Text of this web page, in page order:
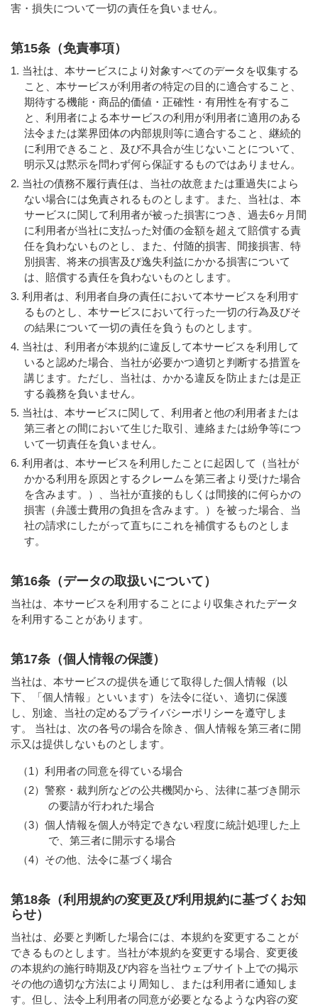
害・損失について一切の責任を負いません。
第15条（免責事項）
当社は、本サービスにより対象すべてのデータを収集する
こと、本サービスが利用者の特定の目的に適合すること、
期待する機能・商品的価値・正確性・有用性を有するこ
と、利用者による本サービスの利用が利用者に適用のある
法令または業界団体の内部規則等に適合すること、継続的
に利用できること、及び不具合が生じないことについて、
明示又は黙示を問わず何ら保証するものではありません。
当社の債務不履行責任は、当社の故意または重過失によら
ない場合には免責されるものとします。また、当社は、本
サービスに関して利用者が被った損害につき、過去6ヶ月間
に利用者が当社に支払った対価の金額を超えて賠償する責
任を負わないものとし、また、付随的損害、間接損害、特
別損害、将来の損害及び逸失利益にかかる損害について
は、賠償する責任を負わないものとします。
利用者は、利用者自身の責任において本サービスを利用す
るものとし、本サービスにおいて行った一切の行為及びそ
の結果について一切の責任を負うものとします。
当社は、利用者が本規約に違反して本サービスを利用して
いると認めた場合、当社が必要かつ適切と判断する措置を
講じます。ただし、当社は、かかる違反を防止または是正
する義務を負いません。
当社は、本サービスに関して、利用者と他の利用者または
第三者との間において生じた取引、連絡または紛争等につ
いて一切責任を負いません。
利用者は、本サービスを利用したことに起因して（当社が
かかる利用を原因とするクレームを第三者より受けた場合
を含みます。）、当社が直接的もしくは間接的に何らかの
損害（弁護士費用の負担を含みます。）を被った場合、当
社の請求にしたがって直ちにこれを補償するものとしま
す。
第16条（データの取扱いについて）
当社は、本サービスを利用することにより収集されたデータ
を利用することがあります。
第17条（個人情報の保護）
当社は、本サービスの提供を通じて取得した個人情報（以
下、「個人情報」といいます）を法令に従い、適切に保護
し、別途、当社の定めるプライバシーポリシーを遵守しま
す。 当社は、次の各号の場合を除き、個人情報を第三者に開
示又は提供しないものとします。
（1）利用者の同意を得ている場合
（2）警察・裁判所などの公共機関から、法律に基づき開示
の要請が行われた場合
（3）個人情報を個人が特定できない程度に統計処理した上
で、第三者に開示する場合
（4）その他、法令に基づく場合
第18条（利用規約の変更及び利用規約に基づくお知
らせ）
当社は、必要と判断した場合には、本規約を変更することが
できるものとします。当社が本規約を変更する場合、変更後
の本規約の施行時期及び内容を当社ウェブサイト上での掲示
その他の適切な方法により周知し、または利用者に通知しま
す。但し、法令上利用者の同意が必要となるような内容の変